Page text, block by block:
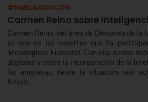
#HABLANDOCON
Carmen Reina sobre
Carmen Reina, del área de Demanda de la
es una de las expertas que ha
Tecnólogicas Euskaltel. Con ella hemos
digitales y sobre la incorporación de la
las empresas, desde la situación real
futuro.